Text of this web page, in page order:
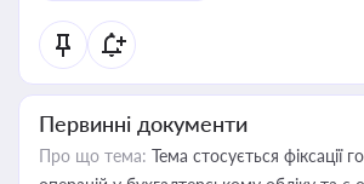
Первинні документи
Про що тема: Тема стосується фіксації